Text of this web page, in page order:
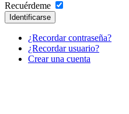
Recuérdeme
Identificarse
¿Recordar contraseña?
¿Recordar usuario?
Crear una cuenta